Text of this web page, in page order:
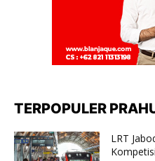
TERPOPULER
LRT